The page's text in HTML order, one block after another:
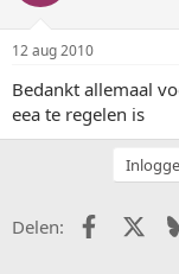
12 aug 2010
Bedankt allemaal
eea te regelen is
Delen: Facebook
X